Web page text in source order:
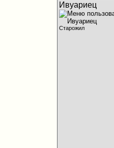
Ивуариец
Старожил